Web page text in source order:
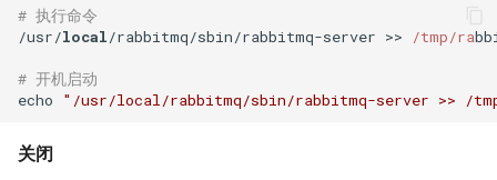
Docker with an unknown CA
certificate
Docker logs 命令
Docker 设置容器环境变量
Hyper-V 虚拟机导入导出
Hyper-V 限制虚拟机CPU资源
DRBD 状态含义
DRBD 故障测试及脑裂处理
使用 DRBD 与 Heartbeat 实现
# 执行命令
/usr/local/rabbitmq/sbin/rabbitmq-server >> /tmp/ra
# 开机启动
echo
"/usr/local/rabbitmq/sbin/rabbitmq-server >> /
关闭